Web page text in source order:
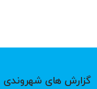
گزارش های شهروندی